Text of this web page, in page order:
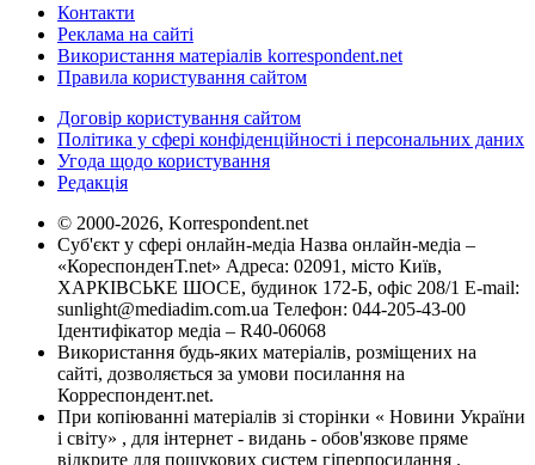
Контакти
Реклама на сайті
Використання матеріалів korrespondent.net
Правила користування сайтом
Договір користування сайтом
Політика у сфері конфіденційності і персональних даних
Угода щодо користування
Редакція
© 2000-2026, Korrespondent.net
Суб'єкт у сфері онлайн-медіа Назва онлайн-медіа –
«КореспонденТ.net» Адреса: 02091, місто Київ,
ХАРКІВСЬКЕ ШОСЕ, будинок 172-Б, офіс 208/1 E-mail:
sunlight@mediadim.com.ua Телефон: 044-205-43-00
Ідентифікатор медіа – R40-06068
Використання будь-яких матеріалів, розміщених на
сайті, дозволяється за умови посилання на
Корреспондент.net.
При копіюванні матеріалів зі сторінки « Новини України
і світу» , для інтернет - видань - обов'язкове пряме
відкрите для пошукових систем гіперпосилання .